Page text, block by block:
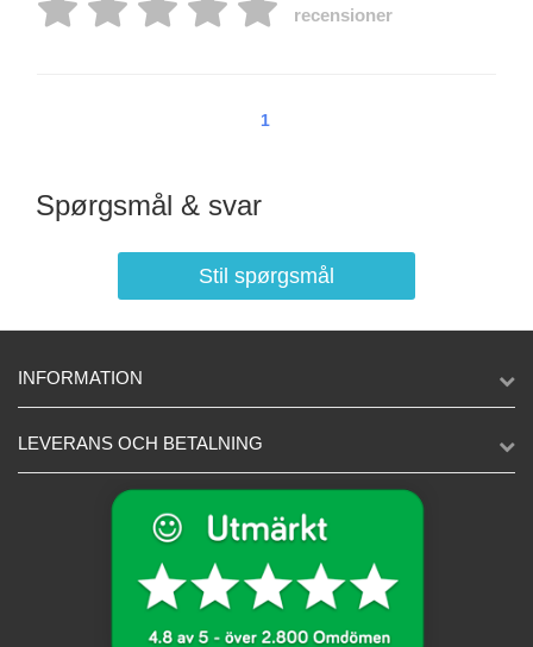
recensioner
1
Spørgsmål & svar
Stil spørgsmål
INFORMATION
LEVERANS OCH BETALNING